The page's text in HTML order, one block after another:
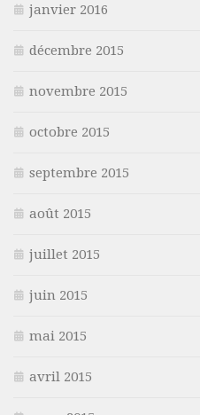
janvier 2016
décembre 2015
novembre 2015
octobre 2015
septembre 2015
août 2015
juillet 2015
juin 2015
mai 2015
avril 2015